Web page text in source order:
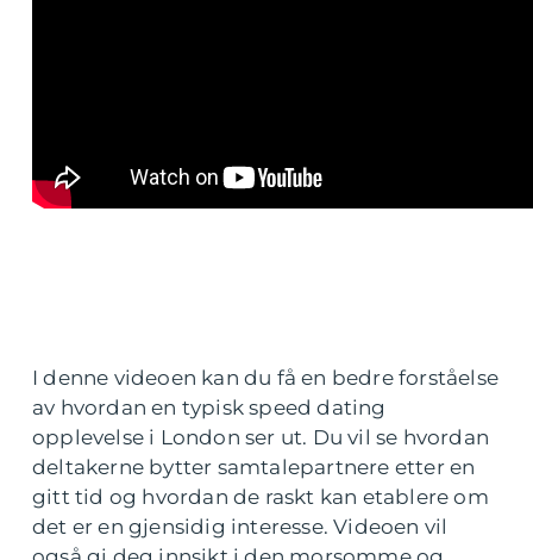
I denne videoen kan du få en bedre forståelse
av hvordan en typisk speed dating
opplevelse i London ser ut. Du vil se hvordan
deltakerne bytter samtalepartnere etter en
gitt tid og hvordan de raskt kan etablere om
det er en gjensidig interesse. Videoen vil